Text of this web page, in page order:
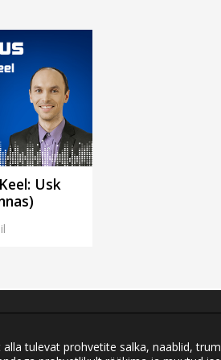
Usk
tulevat prohvetite salka, naablid,